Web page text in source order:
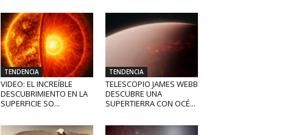
TENDENCIA
VIDEO: EL INCREÍBLE
DESCUBRIMIENTO EN LA
SUPERFICIE SO...
TENDENCIA
TELESCOPIO JAMES WEBB
DESCUBRE UNA
SUPERTIERRA CON OCÉ...